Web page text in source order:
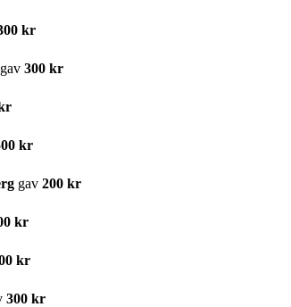
kr
gav 300 kr
kr
gav 200 kr
kr
kr
300 kr